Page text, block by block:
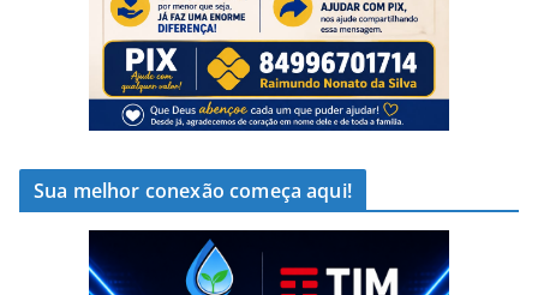
Sua melhor conexão começa aqui!